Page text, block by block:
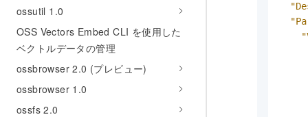
ossutil 1.0
OSS Vectors Embed CLI を使用した
ベクトルデータの管理
ossbrowser 2.0 (プレビュー)
ossbrowser 1.0
ossfs 2.0